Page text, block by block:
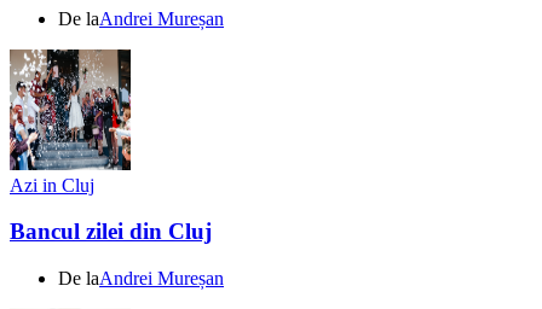
De laAndrei Mureșan
Azi in Cluj
Bancul zilei din Cluj
De laAndrei Mureșan